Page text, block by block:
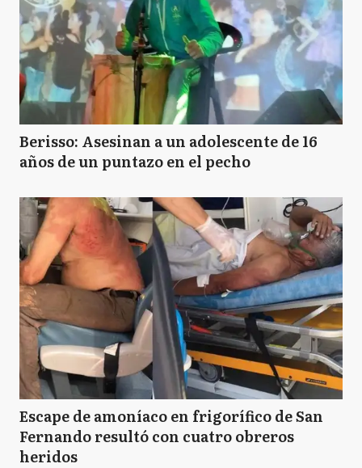
Berisso: Asesinan a un adolescente de 16
años de un puntazo en el pecho
Escape de amoníaco en frigorífico de San
Fernando resultó con cuatro obreros
heridos